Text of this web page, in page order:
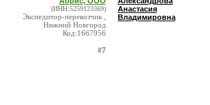
(ИНН:5259123369)
Экспедитор-перевозчик ,
Нижний Новгород
Код:1667956
#7
Анастасия
Владимировна